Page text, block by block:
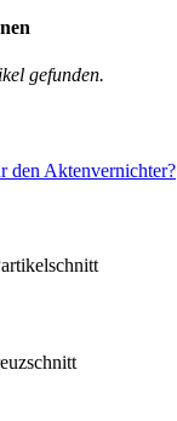
gefunden.
den Aktenvernichter?